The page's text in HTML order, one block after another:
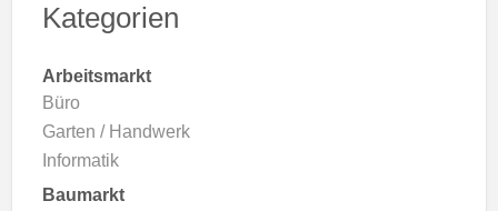
Kategorien
Arbeitsmarkt
Büro
Garten / Handwerk
Informatik
Baumarkt